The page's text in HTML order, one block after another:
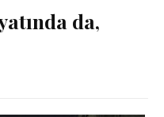
da,